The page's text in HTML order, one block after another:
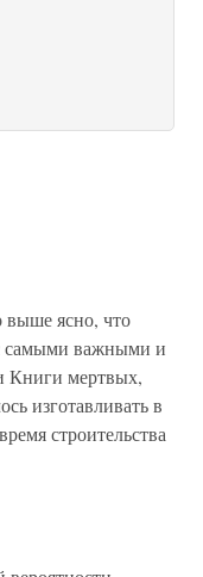
выше ясно, что
самыми важными и
Книги мертвых,
изготавливать в
строительства